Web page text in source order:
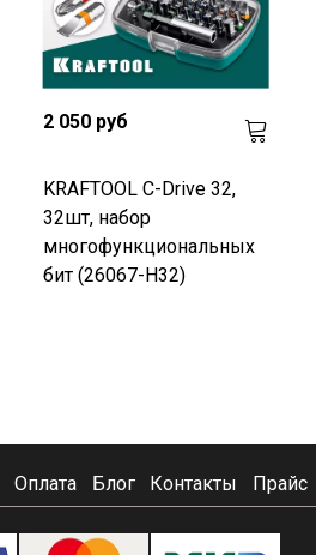
2 050 руб
KRAFTOOL C-Drive 32,
32шт, набор
многофункциональных
бит (26067-H32)
Оплата Блог Контакты Прайс